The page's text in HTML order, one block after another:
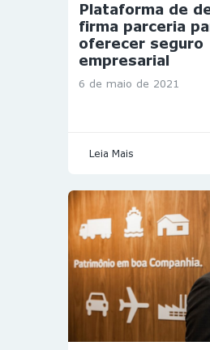
Plataforma de
firma parceria
oferecer seguro
empresarial
6 de maio de 2021
Leia Mais